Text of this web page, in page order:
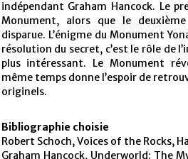
indépendant Graham Hancock. Le
Monument, alors que le
disparue. L’énigme du Monument
résolution du secret, c’est le rôle de
plus intéressant. Le Monument
même temps donne l’espoir de
originels.
Bibliographie choisie
Robert Schoch, Voices of the Rocks,
Graham Hancock, Underworld: The